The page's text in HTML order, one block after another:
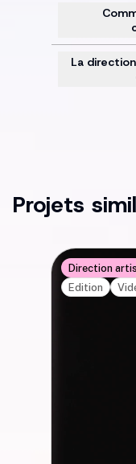
La
Projets
Direction
Edition